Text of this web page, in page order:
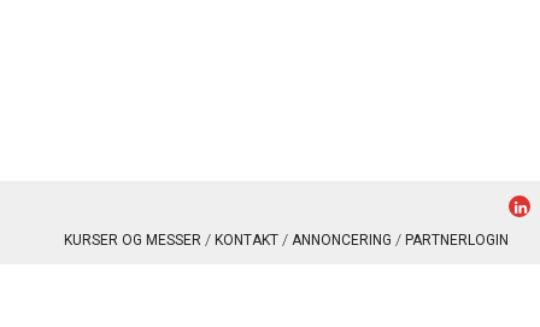
KURSER OG MESSER KONTAKT ANNONCERING PARTNERLOGIN